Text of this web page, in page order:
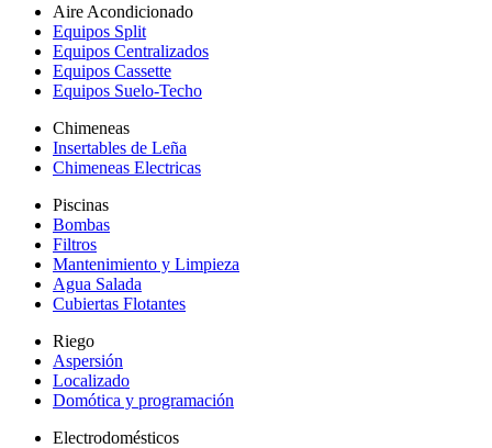
Aire Acondicionado
Equipos Split
Equipos Centralizados
Equipos Cassette
Equipos Suelo-Techo
Chimeneas
Insertables de Leña
Chimeneas Electricas
Piscinas
Bombas
Filtros
Mantenimiento y Limpieza
Agua Salada
Cubiertas Flotantes
Riego
Aspersión
Localizado
Domótica y programación
Electrodomésticos